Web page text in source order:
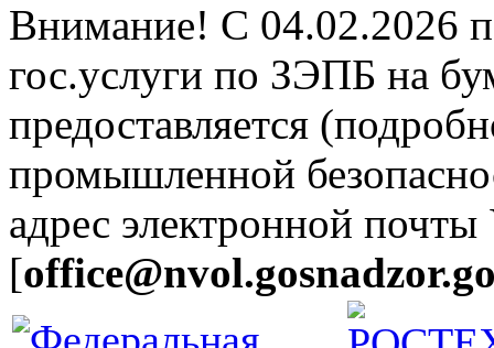
Внимание! С 04.02.2026
гос.услуги по ЗЭПБ на
предоставляется
промышленной
адрес электронной
[